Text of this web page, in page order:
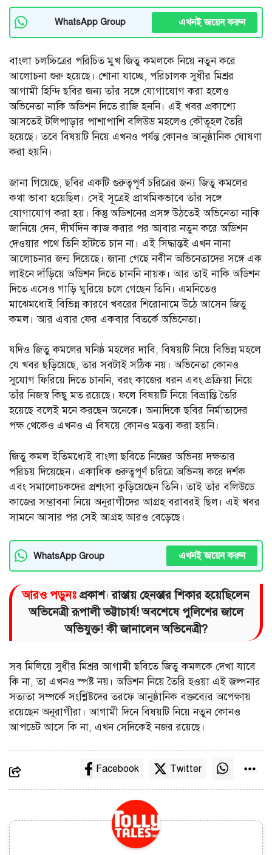
WhatsApp Group এখনই জয়েন করুন
বাংলা চলচ্চিত্রের পরিচিত মুখ জিতু কমলকে নিয়ে নতুন করে
আলোচনা শুরু হয়েছে। শোনা যাচ্ছে, পরিচালক সুধীর মিশ্রর
আগামী হিন্দি ছবির জন্য তাঁর সঙ্গে যোগাযোগ করা হলেও
অভিনেতা নাকি অডিশন দিতে রাজি হননি। এই খবর প্রকাশ্যে
আসতেই টলিপাড়ার পাশাপাশি বলিউড মহলেও কৌতূহল তৈরি
হয়েছে। তবে বিষয়টি নিয়ে এখনও পর্যন্ত কোনও আনুষ্ঠানিক ঘোষণা
করা হয়নি।
জানা গিয়েছে, ছবির একটি গুরুত্বপূর্ণ চরিত্রের জন্য জিতু কমলের
কথা ভাবা হয়েছিল। সেই সূত্রেই প্রাথমিকভাবে তাঁর সঙ্গে
যোগাযোগ করা হয়। কিন্তু অডিশনের প্রসঙ্গ উঠতেই অভিনেতা নাকি
জানিয়ে দেন, দীর্ঘদিন কাজ করার পর আবার নতুন করে অডিশন
দেওয়ার পথে তিনি হাঁটতে চান না। এই সিদ্ধান্তই এখন নানা
আলোচনার জন্ম দিয়েছে। জানা গেছে নবীন অভিনেতাদের সঙ্গে এক
লাইনে দাঁড়িয়ে অডিশন দিতে চাননি নায়ক। আর তাই নাকি অডিশন
দিতে এসেও গাড়ি ঘুরিয়ে চলে গেছেন তিনি। এমনিতেও
মাঝেমধ্যেই বিভিন্ন কারণে খবরের শিরোনামে উঠে আসেন জিতু
কমল। আর এবার ফের একবার বিতর্কে অভিনেতা।
যদিও জিতু কমলের ঘনিষ্ঠ মহলের দাবি, বিষয়টি নিয়ে বিভিন্ন মহলে
যে খবর ছড়িয়েছে, তার সবটাই সঠিক নয়। অভিনেতা কোনও
সুযোগ ফিরিয়ে দিতে চাননি, বরং কাজের ধরন এবং প্রক্রিয়া নিয়ে
তাঁর নিজস্ব কিছু মত রয়েছে। ফলে বিষয়টি নিয়ে বিভ্রান্তি তৈরি
হয়েছে বলেই মনে করছেন অনেকে। অন্যদিকে ছবির নির্মাতাদের
পক্ষ থেকেও এখনও এ বিষয়ে কোনও মন্তব্য করা হয়নি।
জিতু কমল ইতিমধ্যেই বাংলা ছবিতে নিজের অভিনয় দক্ষতার
পরিচয় দিয়েছেন। একাধিক গুরুত্বপূর্ণ চরিত্রে অভিনয় করে দর্শক
এবং সমালোচকদের প্রশংসা কুড়িয়েছেন তিনি। তাই তাঁর বলিউডে
কাজের সম্ভাবনা নিয়ে অনুরাগীদের আগ্রহ বরাবরই ছিল। এই খবর
সামনে আসার পর সেই আগ্রহ আরও বেড়েছে।
WhatsApp Group এখনই জয়েন করুন
আরও পড়ুনঃ প্রকাশ্য রাস্তায় হেনস্তার শিকার হয়েছিলেন
অভিনেত্রী রূপালী ভট্টাচার্য! অবশেষে পুলিশের জালে
অভিযুক্ত! কী জানালেন অভিনেত্রী?
সব মিলিয়ে সুধীর মিশ্রর আগামী ছবিতে জিতু কমলকে দেখা যাবে
কি না, তা এখনও স্পষ্ট নয়। অডিশন নিয়ে তৈরি হওয়া এই জল্পনার
সত্যতা সম্পর্কে সংশ্লিষ্টদের তরফে আনুষ্ঠানিক বক্তব্যের অপেক্ষায়
রয়েছেন অনুরাগীরা। আগামী দিনে বিষয়টি নিয়ে নতুন কোনও
আপডেট আসে কি না, এখন সেদিকেই নজর রয়েছে।
Facebook Twitter